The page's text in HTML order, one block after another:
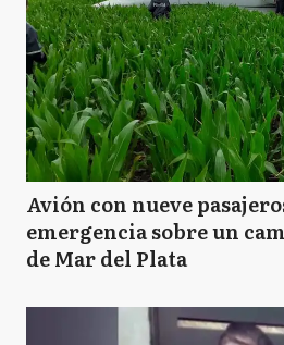
Avión con nueve
emergencia sobre un
de Mar del Plata